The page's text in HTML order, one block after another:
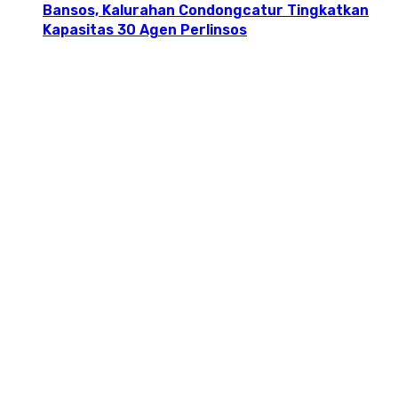
Bansos, Kalurahan Condongcatur Tingkatkan
Kapasitas 30 Agen Perlinsos